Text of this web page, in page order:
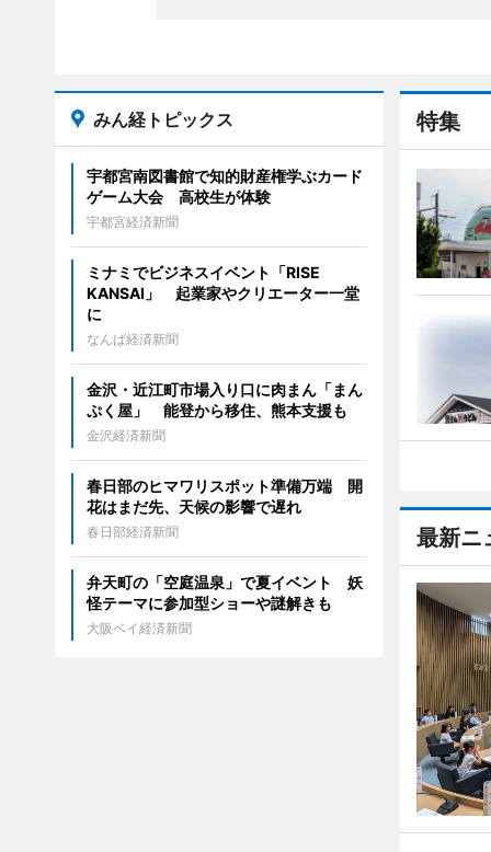
特集
最新ニ
みん経トピックス
宇都宮南図書館で知的財産権学ぶカード
ゲーム大会 高校生が体験
宇都宮経済新聞
ミナミでビジネスイベント「RISE
KANSAI」 起業家やクリエーター一堂
に
なんば経済新聞
金沢・近江町市場入り口に肉まん「まん
ぷく屋」 能登から移住、熊本支援も
金沢経済新聞
春日部のヒマワリスポット準備万端 開
花はまだ先、天候の影響で遅れ
春日部経済新聞
弁天町の「空庭温泉」で夏イベント 妖
怪テーマに参加型ショーや謎解きも
大阪ベイ経済新聞